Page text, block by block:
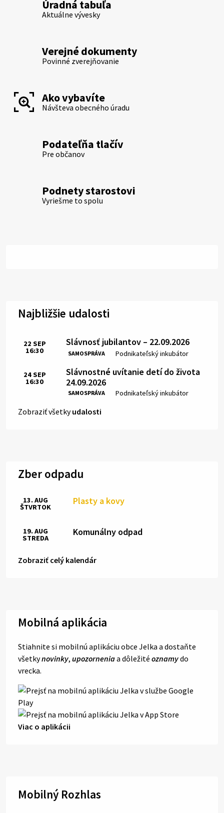
Úradná tabuľa
Aktuálne vývesky
Verejné dokumenty
Povinné zverejňovanie
Ako vybavíte
Návšteva obecného úradu
Podateľňa tlačív
Pre občanov
Podnety starostovi
Vyriešme to spolu
Najbližšie udalosti
Slávnosť jubilantov – 22.09.2026
SAMOSPRÁVA Miesto:
Podnikateľský inkubátor
Čas:
22 SEP
16:30
Slávnostné uvítanie detí do života
24.09.2026
SAMOSPRÁVA Miesto:
Podnikateľský inkubátor
Čas:
24SEP
16:30
Zobraziť všetkyudalosti
Zber odpadu
Plasty a kovy
13. AUG
ŠTVRTOK
Komunálny odpad
19. AUG
STREDA
Zobraziť celý kalendár
Mobilná aplikácia
Stiahnite si mobilnú aplikáciu obce Jelka a dostaňte
všetkynovinky, upozorneniaa dôležité oznamydo
vrecka.
Viac o aplikácii
Mobilný Rozhlas